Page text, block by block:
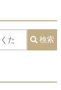
検索